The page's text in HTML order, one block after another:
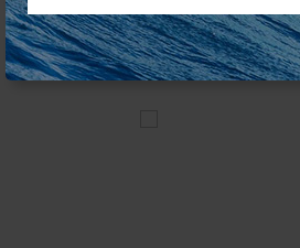
TALVEZ VOCÊ